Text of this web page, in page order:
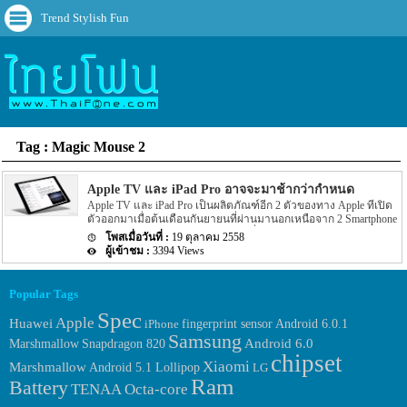
Trend Stylish Fun
Tag : Magic Mouse 2
Apple TV และ iPad Pro อาจจะมาช้ากว่ากำหนด
Apple TV และ iPad Pro เป็นผลิตภัณฑ์อีก 2 ตัวของทาง Apple ที่เปิด
ตัวออกมาเมื่อต้นเดือนกันยายนที่ผ่านมานอกเหนือจาก 2 Smartphone
อย่าง iPhone 6s และ iPhone 6s Plus ซึ่งกำหนดการวางจำหน่ายก่อน
หน้านี้ที่ทาง Apple ได้ระบุเอาไว้ภายในงานเปิดตัวว่าจะวางจำหน่าย
ได้ประมาณอาทิตย์แรกของเดือนพฤศจิกายนที่จะถึงนี้แน่นอน แต่ข่าว
ล่าสุดจากทางเว็บไซต์ชื่อดังอย่าง 9to5mac ได้ระบุว่าทั้ง 2 ผลิตภัณฑ์
จำหน่ายประมาณเดือนตุลาคม และผลิตภัณฑ์อย่าง iPad Pro นั้นจะมี
คิววางจำหน่ายอยู่ประมาณเดือนพฤศจิกายน อย่างไรก็ตามทาง
Apple เองก็ยังไม่ได้ออกมาประกาศยืนยันรายละเอียดดังกล่าวอย่าง
เป็นทางการ โดยสื่อต่างๆ ต่างก็คาดว่าตอนนนี้ทำงานอย่างหนักเพื่อที่
จะเปิดตัว iMac ตัวใหม่ที่มาพร้อมกับหน้าจอขนาด 21.5 นิ้ว ที่ให้ความ
ละเอียดของหน้าจออยู่ที่ 4K โดยกำหนดเปิดตัวนั้นจะมีขึ้นประมาณ
วันอังคารที่ 13 ที่ผ่านมานี้เอง […]
19 ตุลาคม 2558
3394 Views
Popular Tags
HuaweiApple Spec iPhone fingerprint sensorAndroid 6.0.1
Marshmallow Snapdragon 820 Samsung Android 6.0
Marshmallow Android 5.1 Lollipop Xiaomi LG chipset
BatteryTENAAOcta-core Ram